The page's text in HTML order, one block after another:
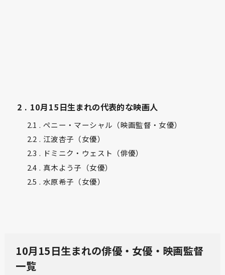
2 10月15日生まれの代表的な映画人
2.1
ペニー・マーシャル（映画監督・女優）
2.2
江波杏子（女優）
2.3
ドミニク・ウェスト（俳優）
2.4
真木よう子（女優）
2.5
水原希子（女優）
10月15日生まれの俳優・女優・映画監督
一覧